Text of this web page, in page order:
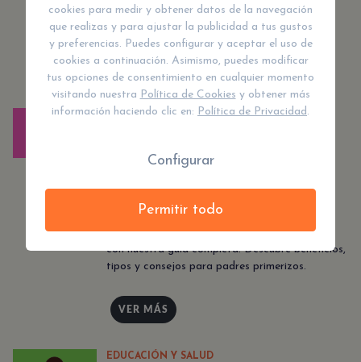
a tu pequeño la comodidad que se merece.
EDUCACIÓN Y SALUD
Protégeles del frío con
suavidad
Encuentra la muselina perfecta para tu bebé
con nuestra guía completa. Descubre beneficios,
tipos y consejos para padres primerizos.
VER MÁS
EDUCACIÓN Y SALUD
cookies para medir y obtener datos de la navegación
que realizas y para ajustar la publicidad a tus gustos
y preferencias. Puedes configurar y aceptar el uso de
cookies a continuación. Asimismo, puedes modificar
tus opciones de consentimiento en cualquier momento
visitando nuestra Política de Cookies y obtener más
información haciendo clic en: Política de Privacidad .
Configurar
Permitir todo